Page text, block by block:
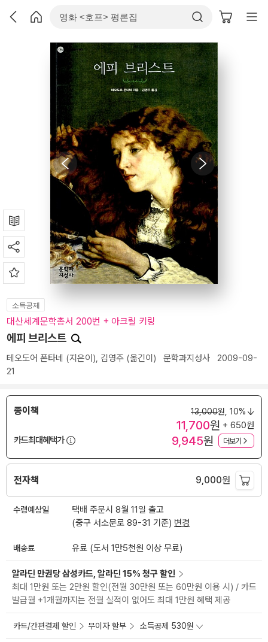
소득공제
대산세계문학총서 200번 + 아크릴 키링
에피 브리스트
테오도어 폰타네 (지은이), 김영주 (옮긴이) 문학과지성사 2009-09-
21
종이책 13,000원, 10%
11,700원 + 650원
카드최대혜택가
9,945원 더보기
전자책 9,000원
수령예상일
택배 주문시 8월 11일 출고
(중구 서소문로 89-31 기준) 변경
배송료 유료 (도서 1만5천원 이상 무료)
알라딘 만권당 삼성카드, 알라딘 15% 청구 할인
최대 1만원 또는 2만원 할인(전월 30만원 또는 60만원 이용 시) / 카드
발급월 +1개월까지는 전월 실적이 없어도 최대 1만원 혜택 제공
카드/간편결제 할인 무이자 할부 소득공제 530원